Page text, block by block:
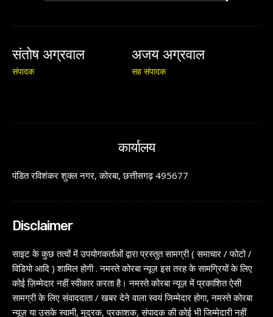
संतोष अग्रवाल
संपादक
अजय अग्रवाल
सह संपादक
कार्यालय
पंडित रविशंकर शुक्ल नगर, कोरबा, छत्तीसगढ़ 495677
Disclaimer
साइट के कुछ तत्वों में उपयोगकर्ताओं द्वारा प्रस्तुत सामग्री ( समाचार / फोटो /
विडियो आदि ) शामिल होगी . नमस्ते कोरबा न्यूज़ इस तरह के सामग्रियों के लिए
कोई ज़िम्मेदार नहीं स्वीकार करता है। नमस्ते कोरबा न्यूज़ में प्रकाशित ऐसी
सामग्री के लिए संवाददाता / खबर देने वाला स्वयं जिम्मेदार होगा, नमस्ते कोरबा
न्यूज़ या उसके स्वामी, मुद्रक, प्रकाशक, संपादक की कोई भी जिम्मेदारी नहीं